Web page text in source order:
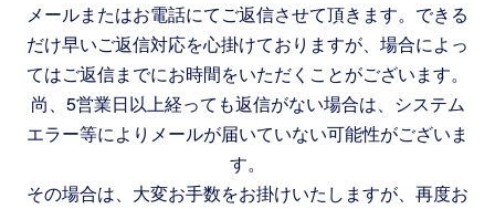
メールまたはお電話にてご返信させて頂きます。できる
だけ早いご返信対応を心掛けておりますが、場合によっ
てはご返信までにお時間をいただくことがございます。
尚、5営業日以上経っても返信がない場合は、システム
エラー等によりメールが届いていない可能性がございま
す。
その場合は、大変お手数をお掛けいたしますが、再度お